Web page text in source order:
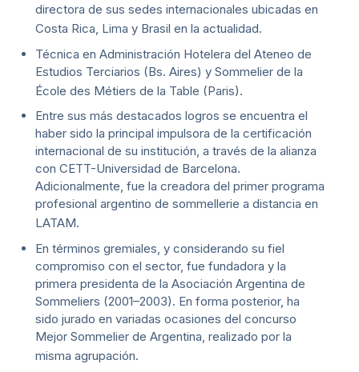
directora de sus sedes internacionales ubicadas en
Costa Rica, Lima y Brasil en la actualidad.
Técnica en Administración Hotelera del Ateneo de
Estudios Terciarios (Bs. Aires) y Sommelier de la
École des Métiers de la Table (Paris).
Entre sus más destacados logros se encuentra el
haber sido la principal impulsora de la certificación
internacional de su institución, a través de la alianza
con CETT-Universidad de Barcelona.
Adicionalmente, fue la creadora del primer programa
profesional argentino de sommellerie a distancia en
LATAM.
En términos gremiales, y considerando su fiel
compromiso con el sector, fue fundadora y la
primera presidenta de la Asociación Argentina de
Sommeliers (2001–2003). En forma posterior, ha
sido jurado en variadas ocasiones del concurso
Mejor Sommelier de Argentina, realizado por la
misma agrupación.